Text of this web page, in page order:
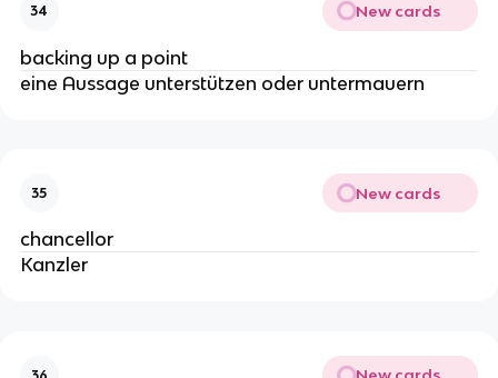
34 New cards
backing up a point
eine Aussage unterstützen oder untermauern
35 New cards
chancellor
Kanzler